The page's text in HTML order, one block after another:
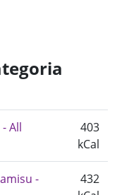
All
403
kCal
-
432